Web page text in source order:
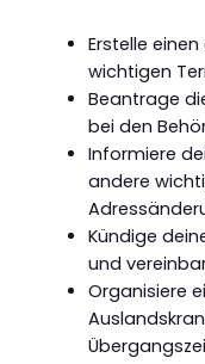
Erstelle
wichtigen
Beantrage
bei den
Informiere
andere
Kündige
und
Organisiere